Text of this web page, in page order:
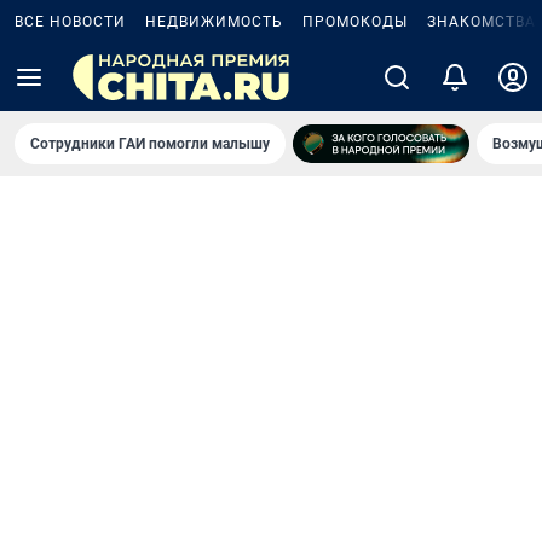
ВСЕ НОВОСТИ НЕДВИЖИМОСТЬ ПРОМОКОДЫ ЗНАКОМСТВА
Сотрудники ГАИ помогли малышу